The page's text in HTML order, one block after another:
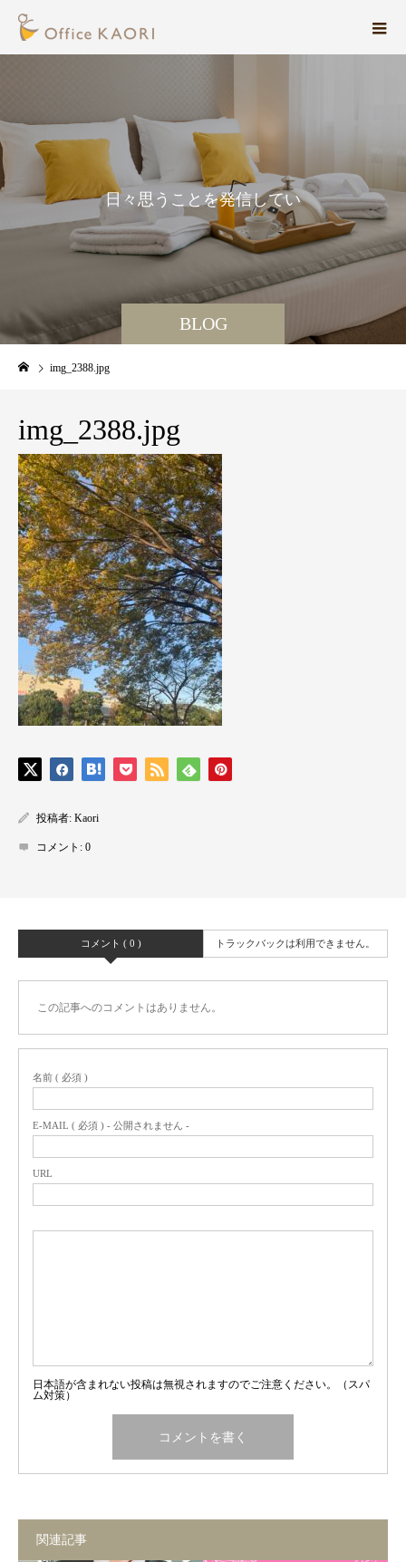
BLOG
日々思うことを発信しています。
img_2388.jpg
img_2388.jpg
投稿者: Kaori
コメント: 0
コメント ( 0 ) トラックバックは利用できません。
この記事へのコメントはありません。
名前 ( 必須 )
E-MAIL ( 必須 ) - 公開されません -
URL
日本語が含まれない投稿は無視されますのでご注意ください。（スパ
ム対策）
関連記事